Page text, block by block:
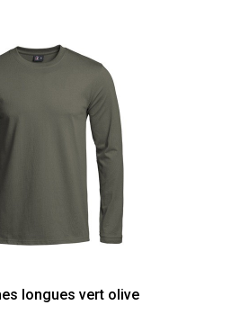
longues vert olive